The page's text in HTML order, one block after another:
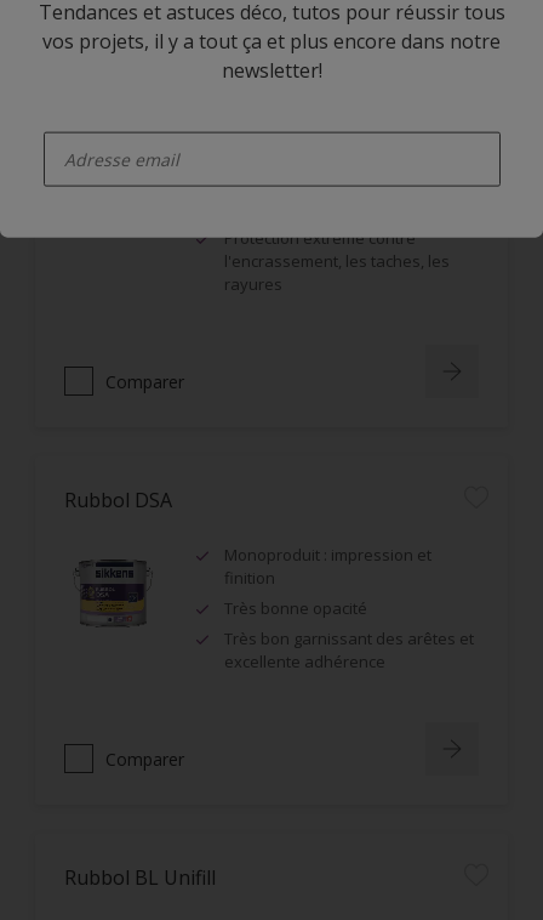
Idéale pour les lieux à fort trafic
Protection extrême contre
l'encrassement, les taches, les
rayures
Comparer
Rubbol DSA
Monoproduit : impression et
finition
Très bonne opacité
Très bon garnissant des arêtes et
excellente adhérence
Comparer
Rubbol BL Unifill
Tendances et astuces déco, tutos pour réussir tous
vos projets, il y a tout ça et plus encore dans notre
newsletter!